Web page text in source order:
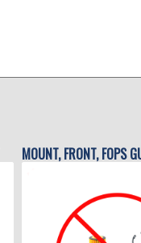
MOUNT, FRONT, FOPS